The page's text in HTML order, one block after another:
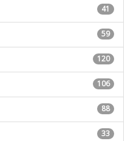
41
59
120
106
88
33